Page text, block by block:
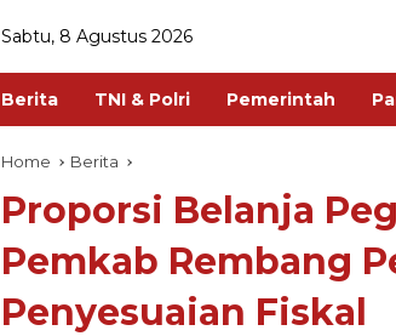
Sabtu, 8 Agustus 2026
Berita TNI & Polri Pemerintah
Home Berita
Proporsi Belanja
Pemkab Rembang
Penyesuaian Fiskal